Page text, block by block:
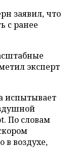
заявил, что
с ранее
эксперт
испытывает
По словам
в воздухе,